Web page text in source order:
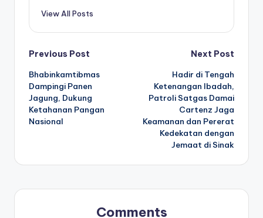
View All Posts
Post
navigation
Previous Post
Bhabinkamtibmas
Dampingi Panen
Jagung, Dukung
Ketahanan Pangan
Nasional
Next Post
Hadir di Tengah
Ketenangan Ibadah,
Patroli Satgas Damai
Cartenz Jaga
Keamanan dan Pererat
Kedekatan dengan
Jemaat di Sinak
Comments